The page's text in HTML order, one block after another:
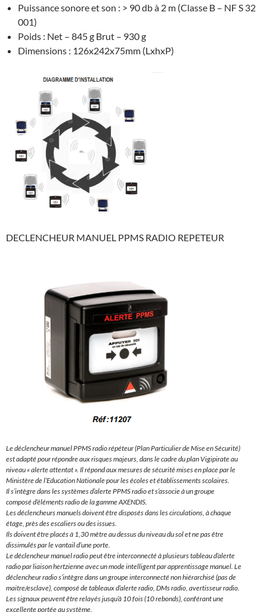
Puissance sonore et son : > 90 db à 2 m (Classe B – NF S 32
001)
Poids : Net – 845 g Brut – 930 g
Dimensions : 126x242x75mm (LxhxP)
DECLENCHEUR MANUEL PPMS RADIO REPETEUR
Le déclencheur manuel PPMS radio répéteur (Plan Particulier de Mise en Sécurité)
est adapté pour répondre aux risques majeurs, dans le cadre du plan Vigipirate au
niveau « alerte attentat ». Il répond aux mesures de sécurité mises en place par le
Ministère de l’Education Nationale pour les écoles et établissements scolaires.
Il s’intègre dans les systèmes d’alerte PPMS radio et s’associe à un groupe
composé d’éléments radio de la gamme AXENDIS.
Les déclencheurs manuels doivent être disposés dans les circulations, à chaque
étage, près des escaliers ou des issues.
Ils doivent être placés à 1,30 mètre au dessus du niveau du sol et ne pas être
dissimulés par le vantail d’une porte.
Le déclencheur manuel radio peut être interconnecté à plusieurs tableau d’alerte
radio par liaison hertzienne avec un mode intelligent par apprentissage manuel. Le
déclencheur radio s’intègre dans un groupe interconnecté non hiérarchisé (pas de
maitre/esclave), composé de tableaux d’alerte radio, DMs radio, avertisseur radio.
Les signaux peuvent être relayés jusqu’à 10 fois (10 rebonds), conférant une
excellente portée au système.